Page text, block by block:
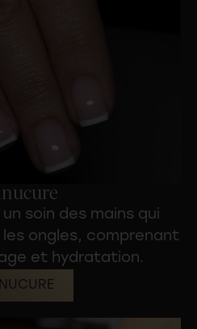
soin des mains qui
ongles, comprenant
et hydratation.